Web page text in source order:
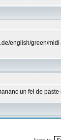
english/green/
un fel de paste